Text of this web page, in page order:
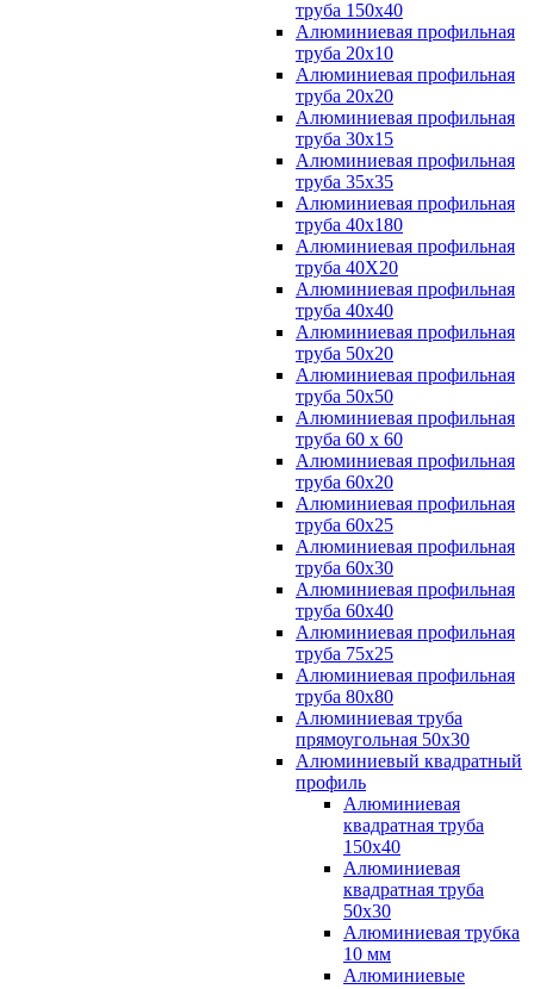
труба 150х40
Алюминиевая профильная
труба 20х10
Алюминиевая профильная
труба 20х20
Алюминиевая профильная
труба 30х15
Алюминиевая профильная
труба 35х35
Алюминиевая профильная
труба 40х180
Алюминиевая профильная
труба 40Х20
Алюминиевая профильная
труба 40х40
Алюминиевая профильная
труба 50х20
Алюминиевая профильная
труба 50х50
Алюминиевая профильная
труба 60 х 60
Алюминиевая профильная
труба 60х20
Алюминиевая профильная
труба 60х25
Алюминиевая профильная
труба 60х30
Алюминиевая профильная
труба 60х40
Алюминиевая профильная
труба 75х25
Алюминиевая профильная
труба 80х80
Алюминиевая труба
прямоугольная 50х30
Алюминиевый квадратный
профиль
Алюминиевая
квадратная труба
150х40
Алюминиевая
квадратная труба
50х30
Алюминиевая трубка
10 мм
Алюминиевые